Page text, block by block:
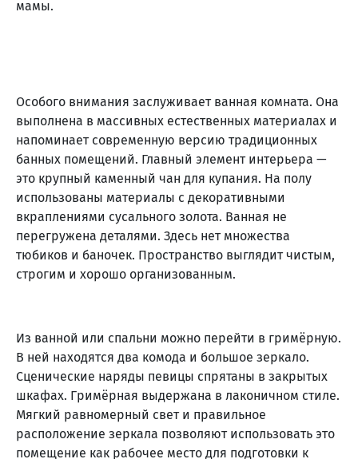
мамы.
Особого внимания заслуживает ванная комната. Она
выполнена в массивных естественных материалах и
напоминает современную версию традиционных
банных помещений. Главный элемент интерьера —
это крупный каменный чан для купания. На полу
использованы материалы с декоративными
вкраплениями сусального золота. Ванная не
перегружена деталями. Здесь нет множества
тюбиков и баночек. Пространство выглядит чистым,
строгим и хорошо организованным.
Из ванной или спальни можно перейти в гримёрную.
В ней находятся два комода и большое зеркало.
Сценические наряды певицы спрятаны в закрытых
шкафах. Гримёрная выдержана в лаконичном стиле.
Мягкий равномерный свет и правильное
расположение зеркала позволяют использовать это
помещение как рабочее место для подготовки к